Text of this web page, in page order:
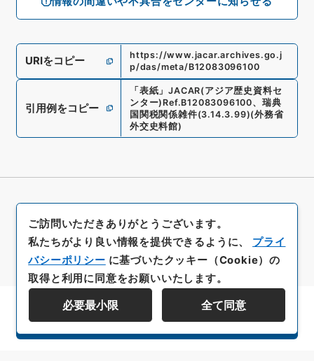
URIをコピー
https://www.jacar.archives.go.j
p/das/meta/B12083096100
引用例をコピー
「表紙 」JACAR(アジア歴史資料セ
ンター) Ref.B12083096100、 瑞典
国関税関係雑件(3.14.3.99)(外務省
外交史料館)
資料群階層を表示する
ご訪問いただきありがとうございます。
私たちがより良い情報を提供できるように、 プライ
バシーポリシー に基づいたクッキー（Cookie）の
取得と利用に同意をお願いいたします。
必要最小限 全て同意